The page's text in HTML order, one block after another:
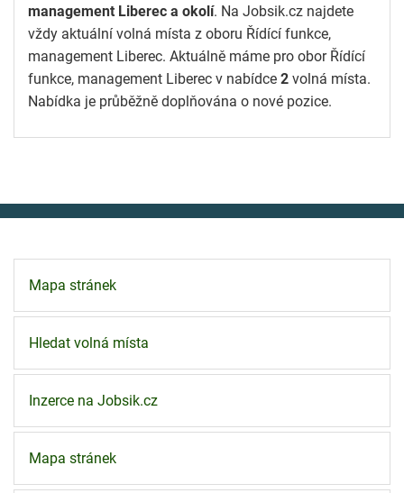
management Liberec a okolí. Na Jobsik.cz najdete
vždy aktuální volná místa z oboru Řídící funkce,
management Liberec. Aktuálně máme pro obor Řídící
funkce, management Liberec v nabídce 2 volná místa.
Nabídka je průběžně doplňována o nové pozice.
Mapa stránek
Hledat volná místa
Inzerce na Jobsik.cz
Mapa stránek